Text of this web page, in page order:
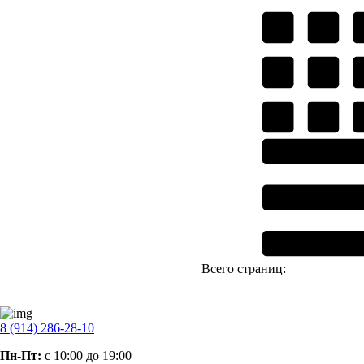
Всего страниц:
8 (914) 286-28-10
Пн-Пт: с 10:00 до 19:00